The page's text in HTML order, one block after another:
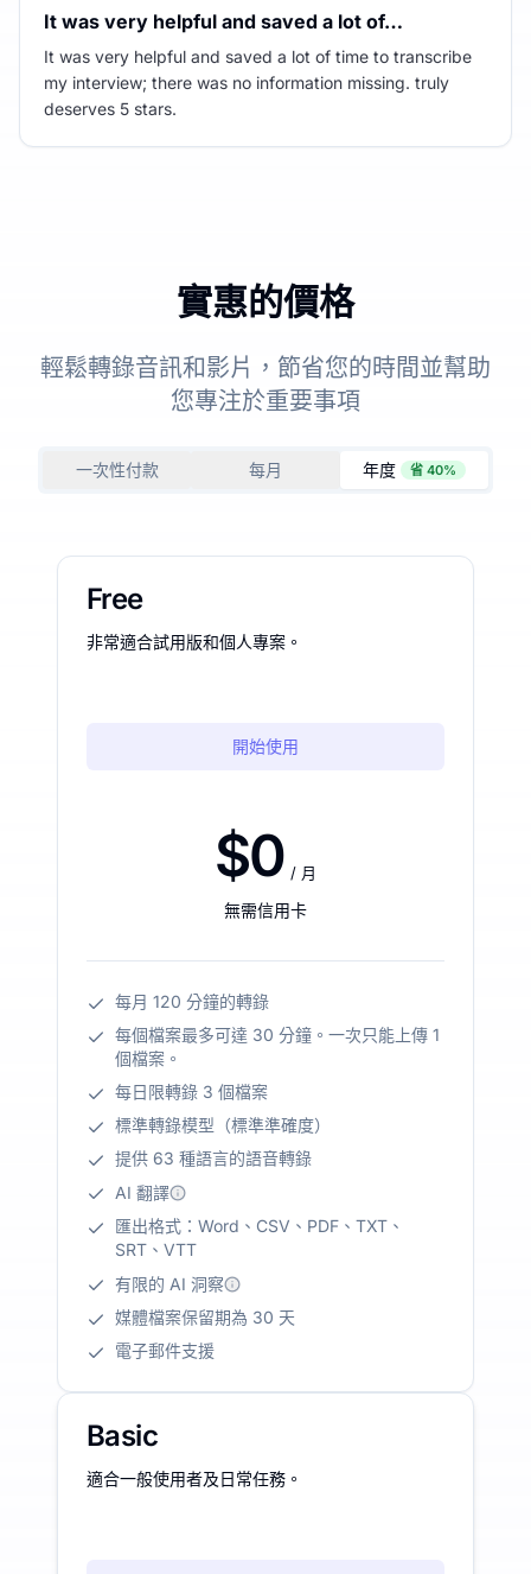
It was very helpful and saved a lot of…
It was very helpful and saved a lot of time to transcribe
my interview; there was no information missing. truly
deserves 5 stars.
實惠的價格
輕鬆轉錄音訊和影片，節省您的時間並幫助
您專注於重要事項
一次性付款 每月 年度 省 40%
Free
非常適合試用版和個人專案。
開始使用
$0 / 月
無需信用卡
每月 120 分鐘的轉錄
每個檔案最多可達 30 分鐘。一次只能上傳 1
個檔案。
每日限轉錄 3 個檔案
標準轉錄模型（標準準確度）
提供 63 種語言的語音轉錄
AI 翻譯
匯出格式：Word、CSV、PDF、TXT、
SRT、VTT
有限的 AI 洞察
媒體檔案保留期為 30 天
電子郵件支援
Basic
適合一般使用者及日常任務。